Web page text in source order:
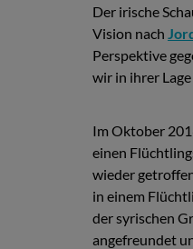
Der irische
Vision nach
Perspektive
wir in ihrer
Im Oktober
einen
wieder
in einem
der syrischen
angefreundet